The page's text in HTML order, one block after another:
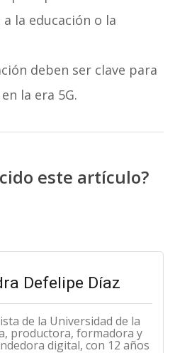
la educación o la
deben ser clave para
la era 5G.
este artículo?
Defelipe Díaz
de la Universidad de la
productora, formadora y
digital, con 12 años